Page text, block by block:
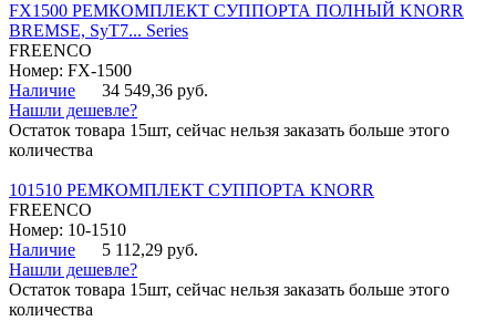
FX1500 РЕМКОМПЛЕКТ СУППОРТА ПОЛНЫЙ KNORR
BREMSE, SyT7... Series
FREENCO
Номер: FX-1500
Наличие
34 549,36 руб.
Нашли дешевле?
Остаток товара 15шт, сейчас нельзя заказать больше этого
количества
101510 РЕМКОМПЛЕКТ СУППОРТА KNORR
FREENCO
Номер: 10-1510
Наличие
5 112,29 руб.
Нашли дешевле?
Остаток товара 15шт, сейчас нельзя заказать больше этого
количества